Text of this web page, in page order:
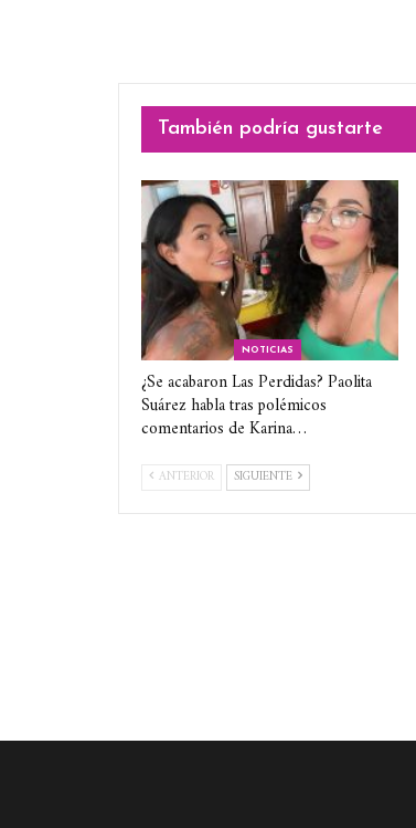
También podría gustarte
NOTICIAS
¿Se acabaron Las Perdidas? Paolita
Suárez habla tras polémicos
comentarios de Karina…
ANTERIOR SIGUIENTE